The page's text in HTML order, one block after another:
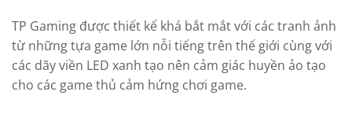
TP Gaming được thiết kế khá bắt mắt với các tranh ảnh
từ những tựa game lớn nỗi tiếng trên thế giới cùng với
các dãy viền LED xanh tạo nên cảm giác huyền ảo tạo
cho các game thủ cảm hứng chơi game.